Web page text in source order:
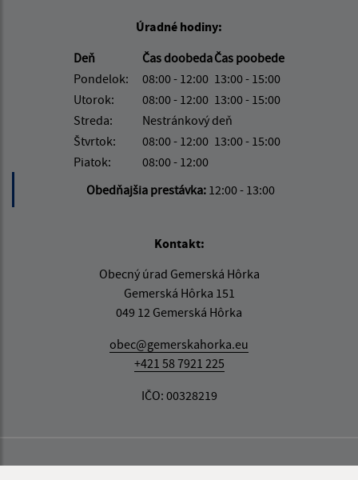
Úradné hodiny:
Deň
Čas doobedaČas poobede
Pondelok:
08:00 - 12:00 13:00 - 15:00
Utorok:
08:00 - 12:00 13:00 - 15:00
Streda:
Nestránkový deň
Štvrtok:
08:00 - 12:00 13:00 - 15:00
Piatok:
08:00 - 12:00
Obedňajšia prestávka: 12:00 - 13:00
Kontakt:
Obecný úrad Gemerská Hôrka
Gemerská Hôrka 151
049 12 Gemerská Hôrka
obec@gemerskahorka.eu
+421 58 7921 225
IČO: 00328219